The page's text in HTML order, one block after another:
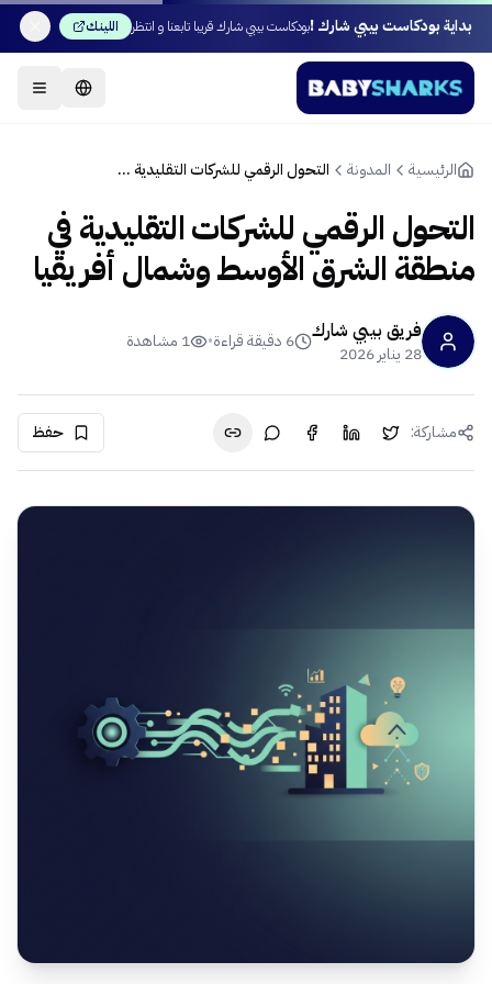
بداية بودكاست بيبي شارك !بودكاست بيبي شارك قريبا تابعنا و انتظر اللينك
الرئيسية المدونة التحول الرقمي للشركات التقليدية في منطقة الشرق الأوسط وشمال أفريقيا
التحول الرقمي للشركات التقليدية في
منطقة الشرق الأوسط وشمال أفريقيا
فريق بيبي شارك
28 يناير 2026
6 دقيقة قراءة•
1 مشاهدة
مشاركة: حفظ